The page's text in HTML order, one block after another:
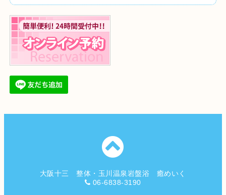
大阪十三 整体・玉川温泉岩盤浴 癒めいく
06-6838-3190